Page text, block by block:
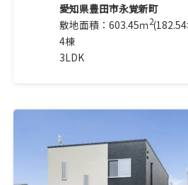
愛知県豊田市永覚新町
敷地面積：603.45ｍ2
4棟
3LDK